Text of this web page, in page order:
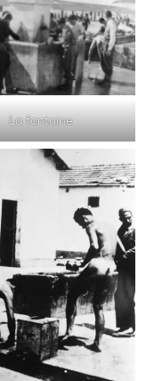
La fontaine